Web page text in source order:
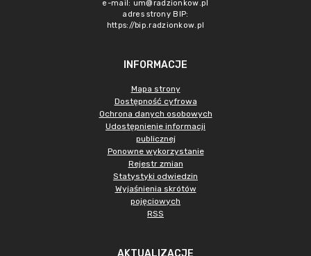
e-mail: um@radzionkow.pl
adres strony BIP:
https://bip.radzionkow.pl
INFORMACJE
Mapa strony
Dostępność cyfrowa
Ochrona danych osobowych
Udostępnienie informacji
publicznej
Ponowne wykorzystanie
Rejestr zmian
Statystyki odwiedzin
Wyjaśnienia skrótów
pojęciowych
RSS
AKTUALIZACJE